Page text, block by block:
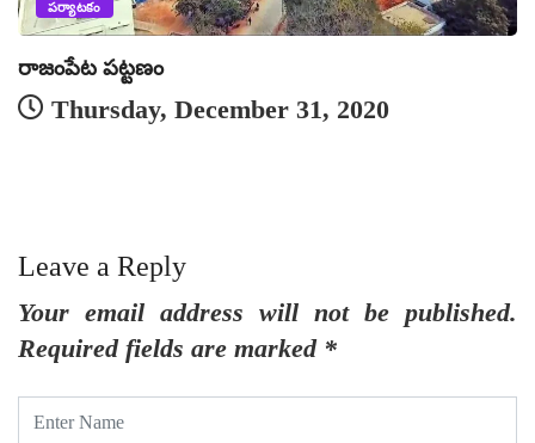
పర్యాటకం
రాజంపేట పట్టణం
Thursday, December 31, 2020
Leave a Reply
Your email address will not be published.
Required fields are marked *